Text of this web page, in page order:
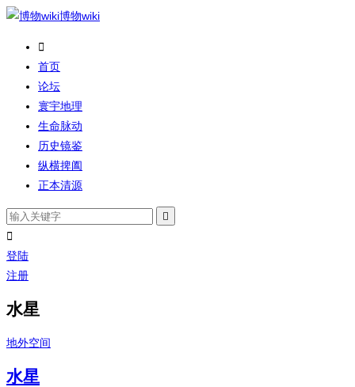
博物wiki

首页
论坛
寰宇地理
生命脉动
历史镜鉴
纵横捭阖
正本清源


登陆
注册
水星
地外空间
水星